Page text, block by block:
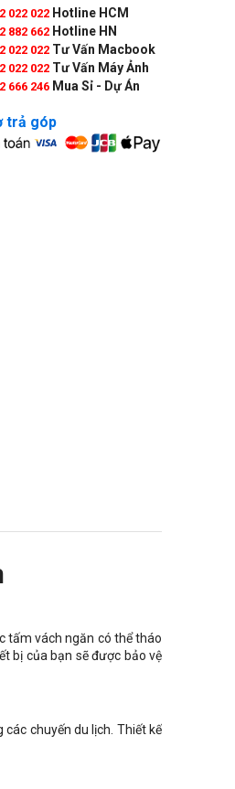
022 022 Hotline HCM
882 662 Hotline HN
022 022 Tư Vấn Macbook
022 022 Tư Vấn Máy Ảnh
666 246 Mua Sỉ - Dự Án
trả góp
tấm vách ngăn có thể tháo
bị của bạn sẽ được bảo vệ
chuyến du lịch. Thiết kế